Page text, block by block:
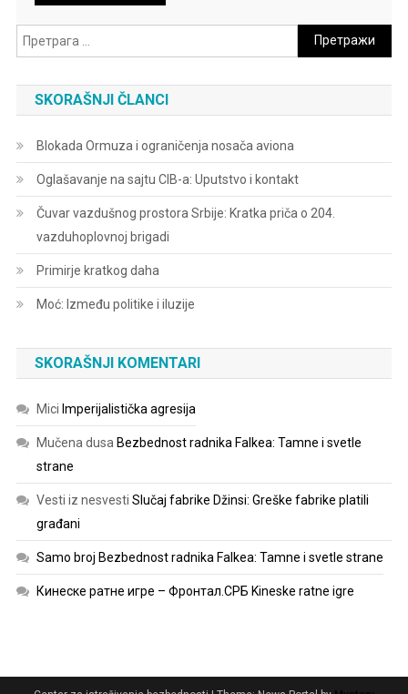
Претрага
за:
SKORAŠNJI ČLANCI
Blokada Ormuza i ograničenja nosača aviona
Oglašavanje na sajtu CIB-a: Uputstvo i kontakt
Čuvar vazdušnog prostora Srbije: Kratka priča o 204.
vazduhoplovnoj brigadi
Primirje kratkog daha
Moć: Između politike i iluzije
SKORAŠNJI KOMENTARI
Mici Imperijalistička agresija
Mučena dusa Bezbednost radnika Falkea: Tamne i svetle
strane
Vesti iz nesvesti Slučaj fabrike Džinsi: Greške fabrike platili
građani
Samo broj Bezbednost radnika Falkea: Tamne i svetle strane
Кинеске ратне игре – Фронтал.СРБ Kineske ratne igre